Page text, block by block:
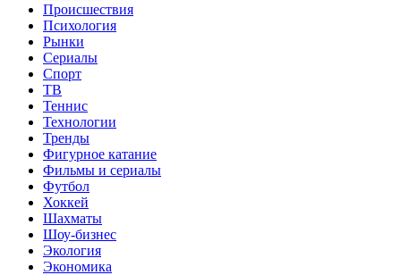
Происшествия
Психология
Рынки
Сериалы
Спорт
ТВ
Теннис
Технологии
Тренды
Фигурное катание
Фильмы и сериалы
Футбол
Хоккей
Шахматы
Шоу-бизнес
Экология
Экономика